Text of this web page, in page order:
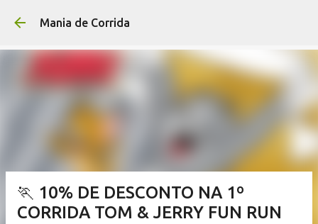
Mania de Corrida
🏃 10% DE DESCONTO NA 1º
CORRIDA TOM & JERRY FUN RUN